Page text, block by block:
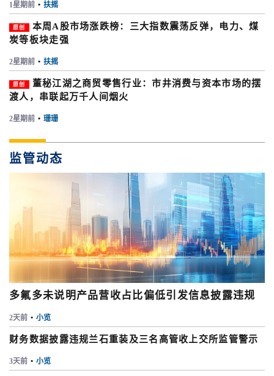
1星期前 • 扶摇
原创
本周A股市场涨跌榜：三大指数震荡反弹，电力、煤
炭等板块走强
2星期前 • 扶摇
原创
董秘江湖之商贸零售行业：市井消费与资本市场的摆
渡人，串联起万千人间烟火
2星期前 • 珊珊
监管动态
多氟多未说明产品营收占比偏低引发信息披露违规
2天前 • 小览
财务数据披露违规兰石重装及三名高管收上交所监管警示
3天前 • 小览